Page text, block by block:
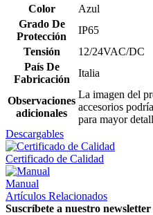
Color
Azul
Grado De
Protección
IP65
Tensión
12/24VAC/DC
País De
Fabricación
Italia
Observaciones
adicionales
La imagen del
accesorios
para mayor
Descargables
Certificado de Calidad
Manual
Artículos Relacionados
Suscríbete a nuestro newsletter